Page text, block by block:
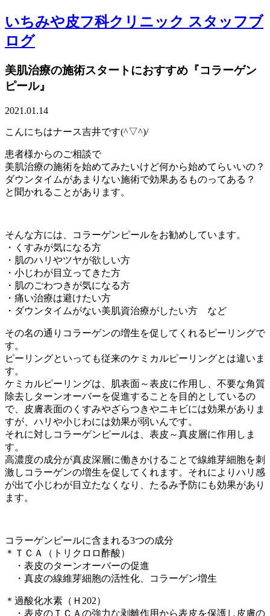
いちみや皮フ科クリニック スタッフブ
ログ
美肌治療の施術スタートにおすすめ『コラーゲン
ピール』
2021.01.14
こんにちはナース吉井です(^▽^)/
患者様からのご相談で
美肌治療の施術を始めてみたいけど何から始めてらいいの？
ダウンタイムがあまりない施術で効果あるものってある？
と聞かれることがあります。
そんな方には、コラーゲンピールをお勧めしています。
・くすみが気になる方
・肌のハリやツヤが欲しい方
・小じわが目立ってきた方
・肌のごわつきが気になる方
・痛い治療は避けたい方
・ダウンタイムがない美肌資治療がしたい方 など
その名の通りコラーゲンの増生を促してくれるピーリングで
す。
ピーリングといっても従来のケミカルピーリングとは違いま
す。
ケミカルピーリングは、肌表面～表皮に作用し、不要な角質
除去しターンオーバーを促進することを目的としているの
で、皮膚表面のくすみやざらつきやニキビには効果がありま
すが、ハリや小じわには効果が弱いんです。
それに対しコラーゲンピールは、表皮～真皮層に作用しま
す。
高濃度の成分が真皮深層に働きかけることで線維芽細胞を刺
激しコラーゲンの増生を促してくれます。それによりハリ感
が出て小じわが目立たなくなり、たるみ予防にも効果があり
ます。
コラーゲンピールに含まれる3つの成分
＊ＴＣＡ（トリクロロ酢酸）
・表皮のターンオーバーの促進
・真皮の線維芽細胞の活性化、コラーゲン増生
＊過酸化水素（Ｈ202）
・表皮のＴＣＡの強力な剥離作用から表皮を保護し皮膚の